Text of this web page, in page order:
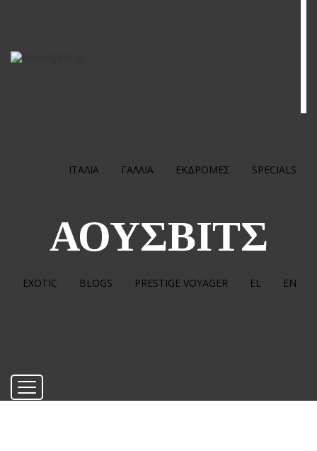
ΙΤΑΛΙΑ ΓΑΛΛΙΑ ΕΚΔΡΟΜΕΣ SPECIALS
EXOTIC BLOGS PRESTIGE VOYAGER EL EN
ΑΟΥΣΒΙΤΣ